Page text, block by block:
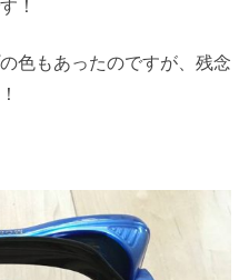
！
色もあったのですが、残念